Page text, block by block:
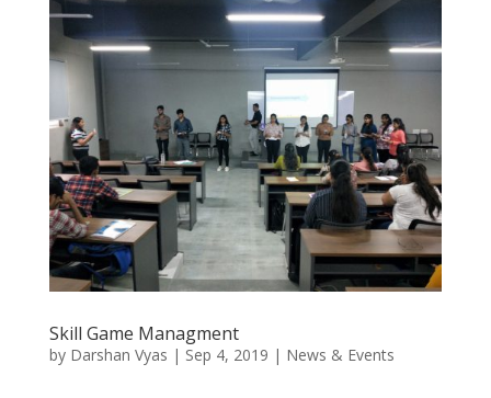
Skill Game Managment
by Darshan Vyas | Sep 4, 2019 | News & Events